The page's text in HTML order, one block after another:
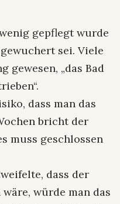
gepflegt wurde
sei. Viele
gewesen, „das Bad
dass man das
bricht der
muss geschlossen
dass der
würde man das